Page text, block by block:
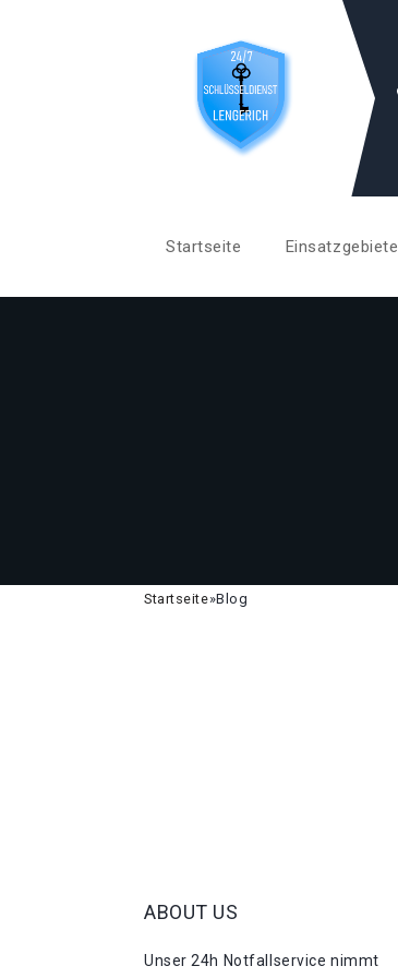
Startseite Einsatzgebiete
Startseite»Blog
ABOUT US
Unser 24h Notfallservice nimmt